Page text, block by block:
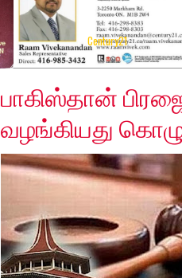
Century21
Thursday, December
பாகிஸ்தான்
வழங்கியது